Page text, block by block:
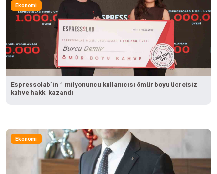
Ekonomi
Espressolab’in 1 milyonuncu kullanıcısı ömür boyu ücretsiz
kahve hakkı kazandı
Ekonomi